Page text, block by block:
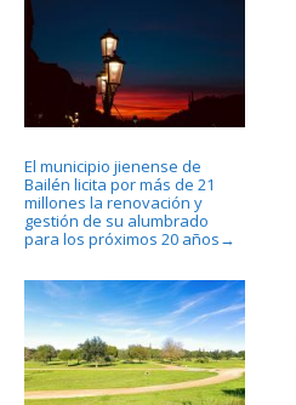
El municipio jienense de
Bailén licita por más de 21
millones la renovación y
gestión de su alumbrado
para los próximos 20 años →